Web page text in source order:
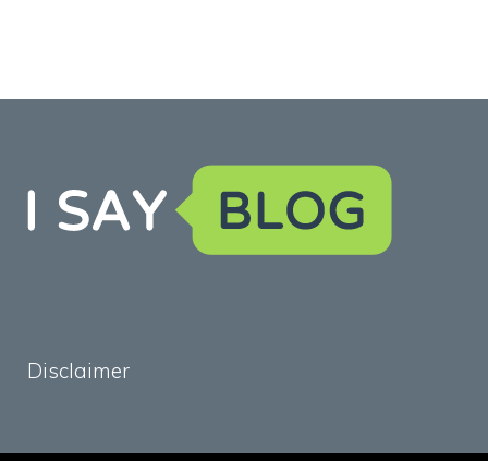
Disclaimer